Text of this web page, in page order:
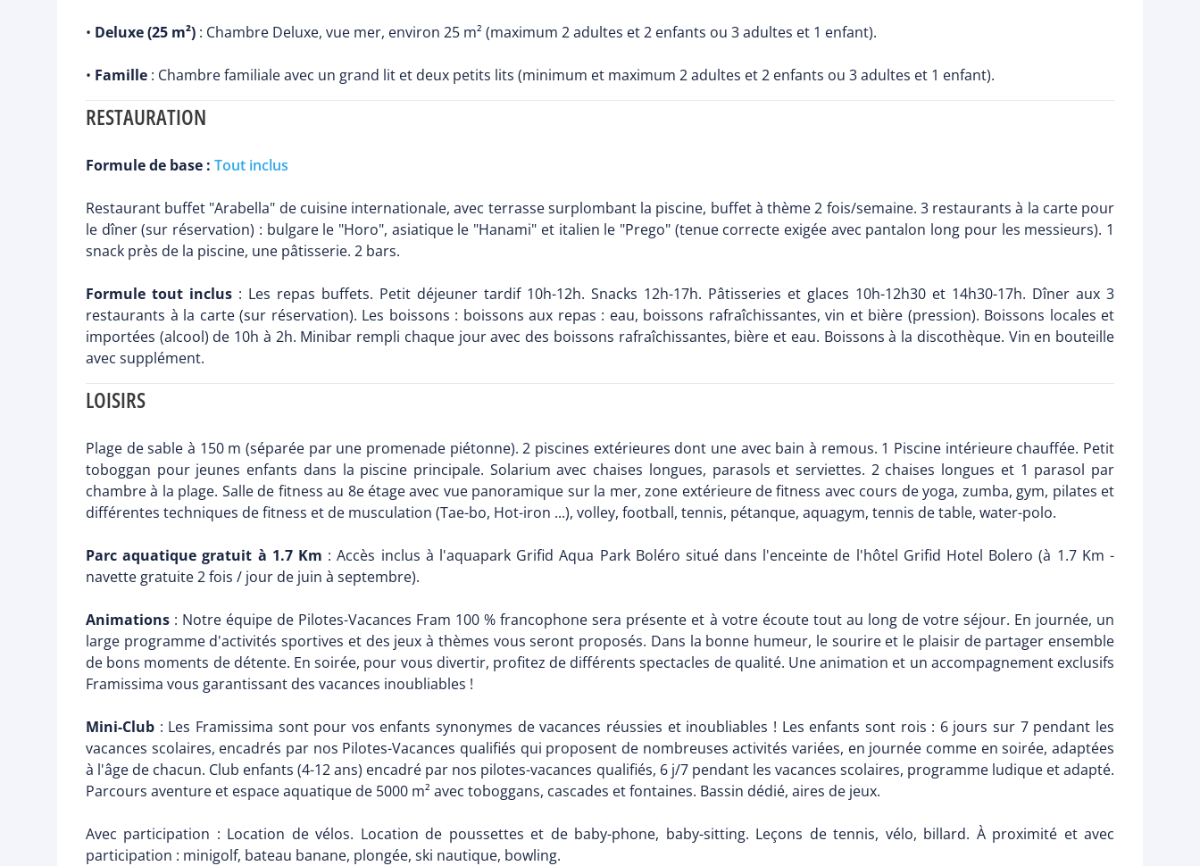
• Deluxe (25 m²) : Chambre Deluxe, vue mer, environ 25 m² (maximum 2 adultes et 2 enfants ou 3 adultes et 1 enfant).
• Famille : Chambre familiale avec un grand lit et deux petits lits (minimum et maximum 2 adultes et 2 enfants ou 3 adultes et 1 enfant).
RESTAURATION
Formule de base : Tout inclus
Restaurant buffet "Arabella" de cuisine internationale, avec terrasse surplombant la piscine, buffet à thème 2 fois/semaine. 3 restaurants à la carte pour
le dîner (sur réservation) : bulgare le "Horo", asiatique le "Hanami" et italien le "Prego" (tenue correcte exigée avec pantalon long pour les messieurs). 1
snack près de la piscine, une pâtisserie. 2 bars.
Formule tout inclus : Les repas buffets. Petit déjeuner tardif 10h-12h. Snacks 12h-17h. Pâtisseries et glaces 10h-12h30 et 14h30-17h. Dîner aux 3
restaurants à la carte (sur réservation). Les boissons : boissons aux repas : eau, boissons rafraîchissantes, vin et bière (pression). Boissons locales et
importées (alcool) de 10h à 2h. Minibar rempli chaque jour avec des boissons rafraîchissantes, bière et eau. Boissons à la discothèque. Vin en bouteille
avec supplément.
LOISIRS
Plage de sable à 150 m (séparée par une promenade piétonne). 2 piscines extérieures dont une avec bain à remous. 1 Piscine intérieure chauffée. Petit
toboggan pour jeunes enfants dans la piscine principale. Solarium avec chaises longues, parasols et serviettes. 2 chaises longues et 1 parasol par
chambre à la plage. Salle de fitness au 8e étage avec vue panoramique sur la mer, zone extérieure de fitness avec cours de yoga, zumba, gym, pilates et
différentes techniques de fitness et de musculation (Tae-bo, Hot-iron ...), volley, football, tennis, pétanque, aquagym, tennis de table, water-polo.
Parc aquatique gratuit à 1.7 Km : Accès inclus à l'aquapark Grifid Aqua Park Boléro situé dans l'enceinte de l'hôtel Grifid Hotel Bolero (à 1.7 Km -
navette gratuite 2 fois / jour de juin à septembre).
Animations : Notre équipe de Pilotes-Vacances Fram 100 % francophone sera présente et à votre écoute tout au long de votre séjour. En journée, un
large programme d'activités sportives et des jeux à thèmes vous seront proposés. Dans la bonne humeur, le sourire et le plaisir de partager ensemble
de bons moments de détente. En soirée, pour vous divertir, profitez de différents spectacles de qualité. Une animation et un accompagnement exclusifs
Framissima vous garantissant des vacances inoubliables !
Mini-Club : Les Framissima sont pour vos enfants synonymes de vacances réussies et inoubliables ! Les enfants sont rois : 6 jours sur 7 pendant les
vacances scolaires, encadrés par nos Pilotes-Vacances qualifiés qui proposent de nombreuses activités variées, en journée comme en soirée, adaptées
à l'âge de chacun. Club enfants (4-12 ans) encadré par nos pilotes-vacances qualifiés, 6 j/7 pendant les vacances scolaires, programme ludique et adapté.
Parcours aventure et espace aquatique de 5000 m² avec toboggans, cascades et fontaines. Bassin dédié, aires de jeux.
Avec participation : Location de vélos. Location de poussettes et de baby-phone, baby-sitting. Leçons de tennis, vélo, billard. À proximité et avec
participation : minigolf, bateau banane, plongée, ski nautique, bowling.